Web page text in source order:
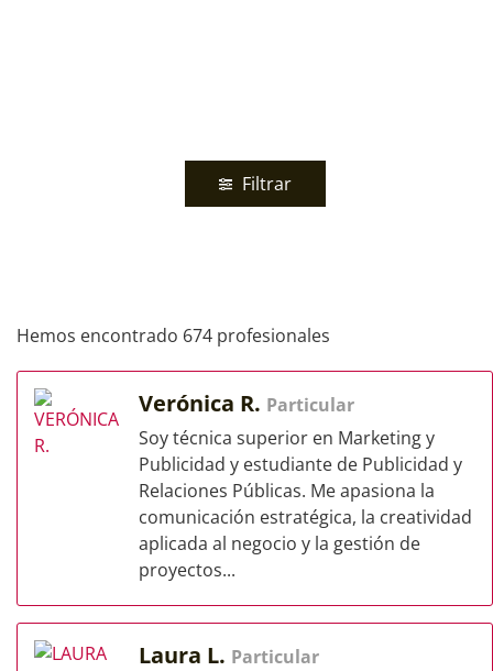
Filtrar
Hemos encontrado 674 profesionales
Verónica R. Particular
Soy técnica superior en Marketing y
Publicidad y estudiante de Publicidad y
Relaciones Públicas. Me apasiona la
comunicación estratégica, la creatividad
aplicada al negocio y la gestión de
proyectos...
Laura L. Particular